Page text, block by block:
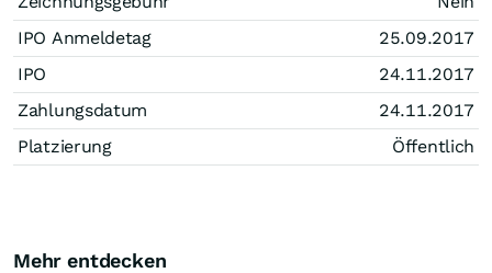
IPO Anmeldetag
25.09.2017
IPO
24.11.2017
Zahlungsdatum
24.11.2017
Platzierung
Öffentlich
Mehr entdecken